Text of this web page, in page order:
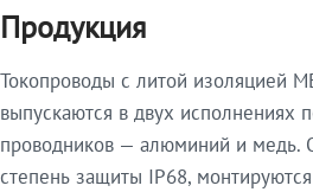
Продукция
Токопроводы с литой изоляцией
выпускаются в двух исполнениях
проводников — алюминий и медь.
степень защиты IP68,